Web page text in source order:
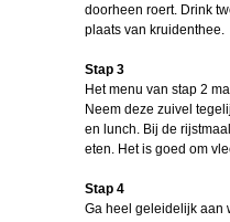
doorheen roert. Drink
plaats van kruidenthee.
Stap 3
Het menu van stap 2
Neem deze zuivel
en lunch. Bij de
eten. Het is goed om
Stap 4
Ga heel geleidelijk aan